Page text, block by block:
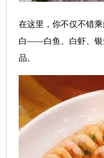
在这里，你不仅不错
白——白鱼、白虾、银
品。